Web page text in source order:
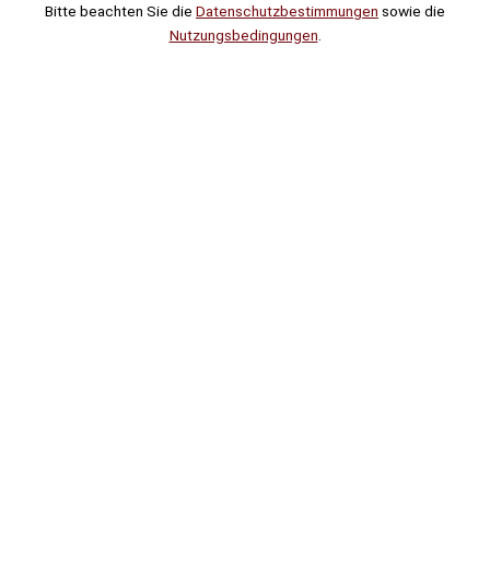
Bitte beachten Sie die Datenschutzbestimmungen sowie die
Nutzungsbedingungen